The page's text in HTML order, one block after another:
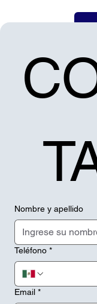
Nombre y apellido
Teléfono *
Email *